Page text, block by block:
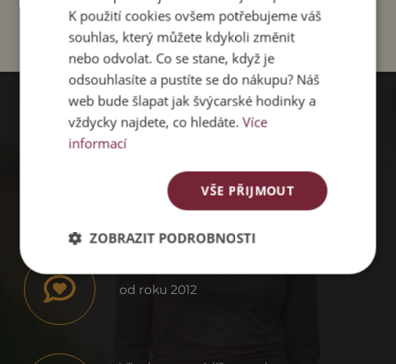
PROČ
PACHAMAMA
od roku 2012
K použití cookies ovšem potřebujeme váš
souhlas, který můžete kdykoli změnit
nebo odvolat. Co se stane, když je
odsouhlasíte a pustíte se do nákupu? Náš
web bude šlapat jak švýcarské hodinky a
vždycky najdete, co hledáte.Více
informací
VŠE PŘIJMOUT
ZOBRAZIT PODROBNOSTI